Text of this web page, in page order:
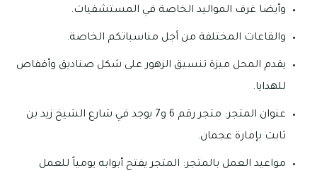
وأيضا غرف المواليد الخاصة في المستشفيات.
والقاعات المختلفة من أجل مناسباتكم الخاصة.
يقدم المحل ميزة تنسيق الزهور على شكل صناديق وأقفاص
للهدايا.
عنوان المتجر: متجر رقم 6 و7 يوجد في شارع الشيخ زيد بن
ثابت بإمارة عجمان.
مواعيد العمل بالمتجر: المتجر يفتح أبوابه يومياً للعمل